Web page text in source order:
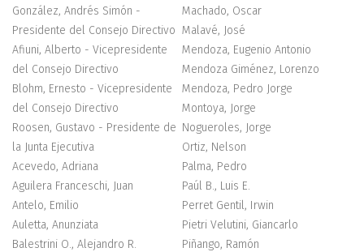
González, Andrés Simón -
Presidente del Consejo Directivo
Afiuni, Alberto - Vicepresidente
del Consejo Directivo
Blohm, Ernesto - Vicepresidente
del Consejo Directivo
Roosen, Gustavo - Presidente de
la Junta Ejecutiva
Acevedo, Adriana
Aguilera Franceschi, Juan
Antelo, Emilio
Auletta, Anunziata
Balestrini O., Alejandro R.
Machado, Oscar
Malavé, José
Mendoza, Eugenio Antonio
Mendoza Giménez, Lorenzo
Mendoza, Pedro Jorge
Montoya, Jorge
Nogueroles, Jorge
Ortiz, Nelson
Palma, Pedro
Paúl B., Luis E.
Perret Gentil, Irwin
Pietri Velutini, Giancarlo
Piñango, Ramón